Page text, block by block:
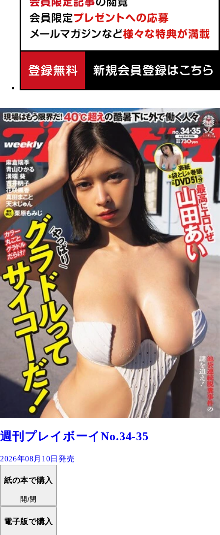
週刊プレイボーイNo.34-35
2026年08月10日発売
紙の本で購入
開/閉
電子版で購入